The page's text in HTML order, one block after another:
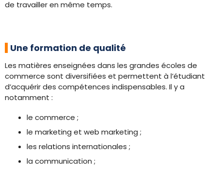
de travailler en même temps.
Une formation de qualité
Les matières enseignées dans les grandes écoles de
commerce sont diversifiées et permettent à l’étudiant
d’acquérir des compétences indispensables. Il y a
notamment :
le commerce ;
le marketing et web marketing ;
les relations internationales ;
la communication ;